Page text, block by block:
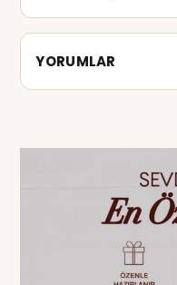
YORUMLAR